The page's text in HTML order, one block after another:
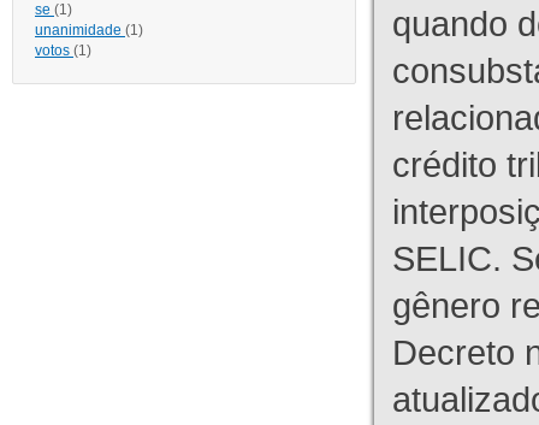
se (1)
unanimidade (1)
votos (1)
quando
crédito
SELIC.
gênero
Decreto